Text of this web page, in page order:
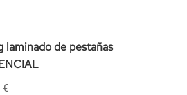
laminado de pestañas
€